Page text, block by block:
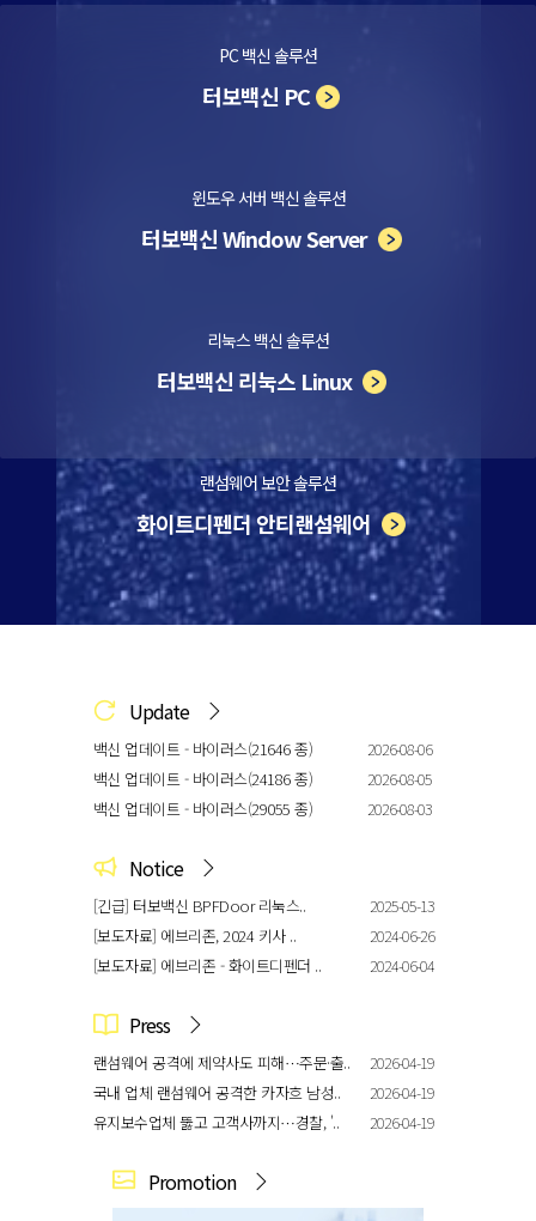
PC 백신 솔루션
터보백신 PC
윈도우 서버 백신 솔루션
터보백신 Window Server
리눅스 백신 솔루션
터보백신 리눅스 Linux
랜섬웨어 보안 솔루션
화이트디펜더 안티랜섬웨어
Update
백신 업데이트 - 바이러스(21646 종)
2026-08-06
백신 업데이트 - 바이러스(24186 종)
2026-08-05
백신 업데이트 - 바이러스(29055 종)
2026-08-03
Notice
[긴급] 터보백신 BPFDoor 리눅스..
2025-05-13
[보도자료] 에브리존, 2024 키사 ..
2024-06-26
[보도자료] 에브리존 - 화이트디펜더 ..
2024-06-04
Press
랜섬웨어 공격에 제약사도 피해…주문·출..
2026-04-19
국내 업체 랜섬웨어 공격한 카자흐 남성..
2026-04-19
유지보수업체 뚫고 고객사까지…경찰, '..
2026-04-19
Promotion